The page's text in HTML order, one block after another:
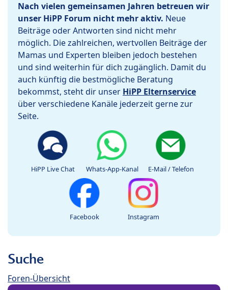
Nach vielen gemeinsamen Jahren betreuen wir
unser HiPP Forum nicht mehr aktiv. Neue
Beiträge oder Antworten sind nicht mehr
möglich. Die zahlreichen, wertvollen Beiträge der
Mamas und Experten bleiben jedoch bestehen
und sind weiterhin für dich zugänglich. Damit du
auch künftig die bestmögliche Beratung
bekommst, steht dir unser HiPP Elternservice
über verschiedene Kanäle jederzeit gerne zur
Seite.
HiPP Live Chat Whats-App-Kanal E-Mail / Telefon
Facebook Instagram
Suche
Foren-Übersicht